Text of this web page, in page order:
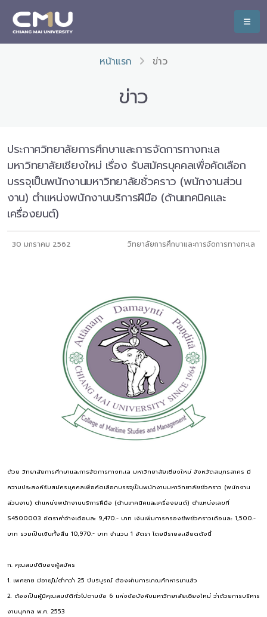
หน้าแรก ข่าว
ข่าว
ประกาศวิทยาลัยการศึกษาและการจัดการทางทะเล
มหาวิทยาลัยเชียงใหม่ เรื่อง รับสมัครบุคคลเพื่อคัดเลือก
บรรจุเป็นพนักงานมหาวิทยาลัยชั่วคราว (พนักงานส่วน
งาน) ตำแหน่งพนักงานบริการฝีมือ (ด้านเทคนิคและ
เครื่องยนต์)
30 มกราคม 2562 วิทยาลัยการศึกษาและการจัดการทางทะเล
ด้วย วิทยาลัยการศึกษาและการจัดการทางทะเล มหาวิทยาลัยเชียงใหม่ จังหวัดสมุทรสาคร มี
ความประสงค์รับสมัครบุคคลเพื่อคัดเลือกบรรจุเป็นพนักงานมหาวิทยาลัยชั่วคราว (พนักงาน
ส่วนงาน) ตำแหน่งพนักงานบริการฝีมือ (ด้านเทคนิคและเครื่องยนต์) ตำแหน่งเลขที่
S4500003 อัตราค่าจ้างเดือนละ 9,470.- บาท เงินเพิ่มการครองชีพชั่วคราวเดือนละ 1,500.-
บาท รวมเป็นเงินทั้งสิ้น 10,970.- บาท จำนวน 1 อัตรา โดยมีรายละเอียดดังนี้
ก. คุณสมบัติของผู้สมัคร
1. เพศชาย มีอายุไม่ต่ำกว่า 25 ปีบริบูรณ์ ต้องผ่านการเกณฑ์ทหารมาแล้ว
2. ต้องเป็นผู้มีคุณสมบัติทั่วไปตามข้อ 6 แห่งข้อบังคับมหาวิทยาลัยเชียงใหม่ ว่าด้วยการบริหาร
งานบุคคล พ.ศ. 2553